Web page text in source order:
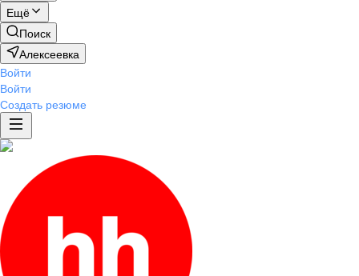
Ещё
Поиск
Алексеевка
Войти
Войти
Создать резюме